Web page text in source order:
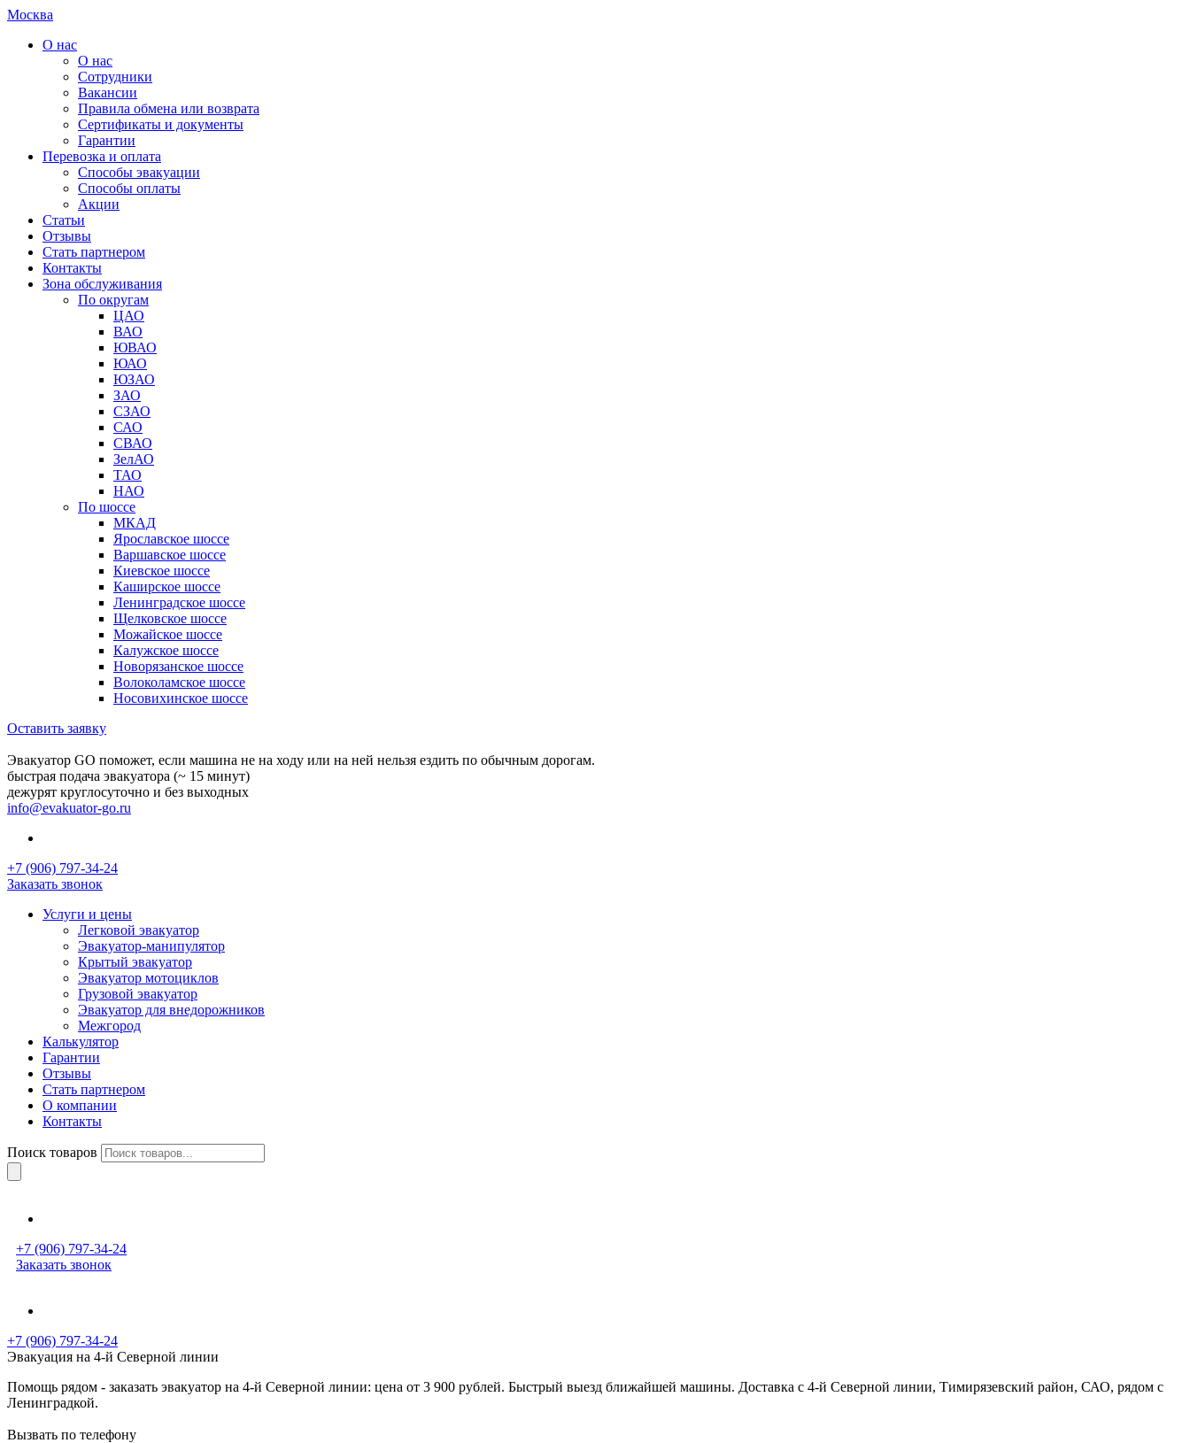
Москва
О нас
О нас
Сотрудники
Вакансии
Правила обмена или возврата
Сертификаты и документы
Гарантии
Перевозка и оплата
Способы эвакуации
Способы оплаты
Акции
Статьи
Отзывы
Стать партнером
Контакты
Зона обслуживания
По округам
ЦАО
ВАО
ЮВАО
ЮАО
ЮЗАО
ЗАО
СЗАО
САО
СВАО
ЗелАО
ТАО
НАО
По шоссе
МКАД
Ярославское шоссе
Варшавское шоссе
Киевское шоссе
Каширское шоссе
Ленинградское шоссе
Щелковское шоссе
Можайское шоссе
Калужское шоссе
Новорязанское шоссе
Волоколамское шоссе
Носовихинское шоссе
Оставить заявку
Эвакуатор GO поможет, если машина не на ходу или на ней нельзя ездить по обычным дорогам.
быстрая подача эвакуатора (~ 15 минут)
дежурят круглосуточно и без выходных
info@evakuator-go.ru
+7 (906) 797-34-24
Заказать звонок
Услуги и цены
Легковой эвакуатор
Эвакуатор-манипулятор
Крытый эвакуатор
Эвакуатор мотоциклов
Грузовой эвакуатор
Эвакуатор для внедорожников
Межгород
Калькулятор
Гарантии
Отзывы
Стать партнером
О компании
Контакты
Поиск товаров
+7 (906) 797-34-24
Заказать звонок
+7 (906) 797-34-24
Эвакуация на 4-й Северной линии
Помощь рядом - заказать эвакуатор на 4-й Северной линии: цена от 3 900 рублей. Быстрый выезд ближайшей машины. Доставка с 4-й Северной линии, Тимирязевский район, САО, рядом с
Ленинградкой.
Вызвать по телефону